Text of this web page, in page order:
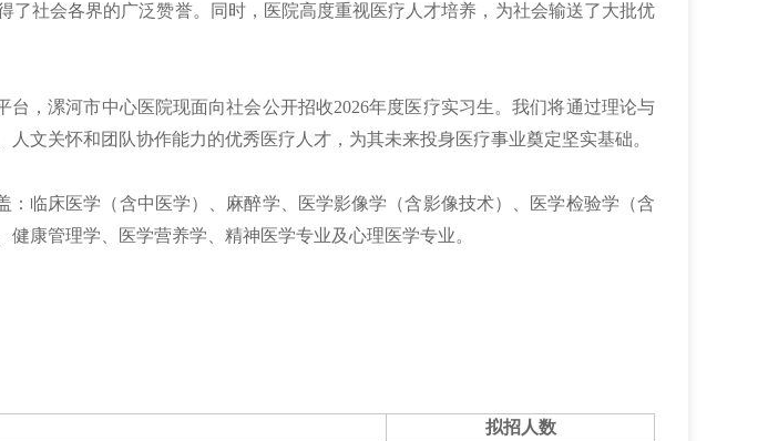
社会各界的广泛赞誉。同时，医院高度重视医疗人才培养，为社会输送了大批优
，漯河市中心医院现面向社会公开招收2026年度医疗实习生。我们将通过理论与
文关怀和团队协作能力的优秀医疗人才，为其未来投身医疗事业奠定坚实基础。
临床医学（含中医学）、麻醉学、医学影像学（含影像技术）、医学检验学（含
康管理学、医学营养学、精神医学专业及心理医学专业。
拟招人数